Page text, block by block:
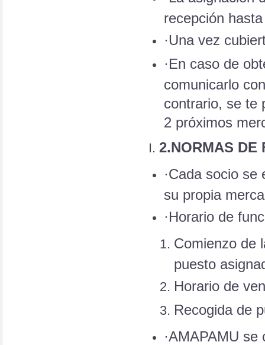
recepción
·Una vez
·En caso de
comunicarlo
contrario, se te
2 próximos
2.NORMAS DE
·Cada socio
su propia
·Horario de
Comienzo de
puesto
Horario de
Recogida de
·AMAPAMU